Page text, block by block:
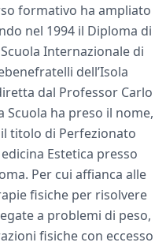
formativo ha ampliato
nel 1994 il Diploma di
Internazionale di
dell’Isola
dal Professor Carlo
ha preso il nome,
titolo di Perfezionato
Estetica presso
Per cui affianca alle
fisiche per risolvere
a problemi di peso,
fisiche con eccesso